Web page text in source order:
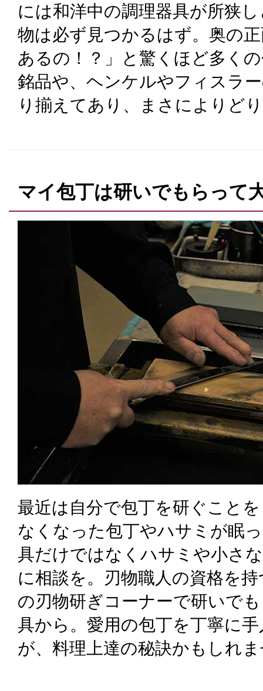
には和洋中の調理器具が所狭
物は必ず見つかるはず。奥の
あるの！？」と驚くほど多く
銘品や、ヘンケルやフィスラ
り揃えてあり、まさによりど
マイ包丁は研いでもらって
最近は自分で包丁を研ぐこと
なくなった包丁やハサミが眠
具だけではなくハサミや小さ
に相談を。刃物職人の資格を
の刃物研ぎコーナーで研いで
具から。愛用の包丁を丁寧に
が、料理上達の秘訣かもしれ